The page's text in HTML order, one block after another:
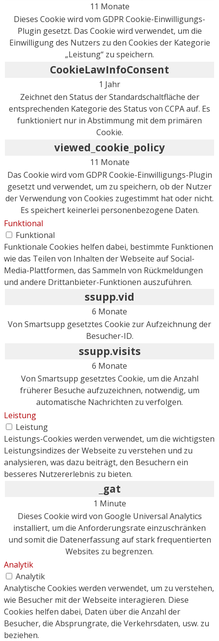
11 Monate
Dieses Cookie wird vom GDPR Cookie-Einwilligungs-
Plugin gesetzt. Das Cookie wird verwendet, um die
Einwilligung des Nutzers zu den Cookies der Kategorie
„Leistung“ zu speichern.
CookieLawInfoConsent
1 Jahr
Zeichnet den Status der Standardschaltfläche der
entsprechenden Kategorie des Status von CCPA auf. Es
funktioniert nur in Abstimmung mit dem primären
Cookie.
viewed_cookie_policy
11 Monate
Das Cookie wird vom GDPR Cookie-Einwilligungs-Plugin
gesetzt und verwendet, um zu speichern, ob der Nutzer
der Verwendung von Cookies zugestimmt hat oder nicht.
Es speichert keinerlei personenbezogene Daten.
Funktional
Funktional
Funktionale Cookies helfen dabei, bestimmte Funktionen
wie das Teilen von Inhalten der Webseite auf Social-
Media-Plattformen, das Sammeln von Rückmeldungen
und andere Drittanbieter-Funktionen auszuführen.
ssupp.vid
6 Monate
Von Smartsupp gesetztes Cookie zur Aufzeichnung der
Besucher-ID.
ssupp.visits
6 Monate
Von Smartsupp gesetztes Cookie, um die Anzahl
früherer Besuche aufzuzeichnen, notwendig, um
automatische Nachrichten zu verfolgen.
Leistung
Leistung
Leistungs-Cookies werden verwendet, um die wichtigsten
Leistungsindizes der Webseite zu verstehen und zu
analysieren, was dazu beiträgt, den Besuchern ein
besseres Nutzererlebnis zu bieten.
_gat
1 Minute
Dieses Cookie wird von Google Universal Analytics
installiert, um die Anforderungsrate einzuschränken
und somit die Datenerfassung auf stark frequentierten
Websites zu begrenzen.
Analytik
Analytik
Analytische Cookies werden verwendet, um zu verstehen,
wie Besucher mit der Webseite interagieren. Diese
Cookies helfen dabei, Daten über die Anzahl der
Besucher, die Absprungrate, die Verkehrsdaten, usw. zu
beziehen.